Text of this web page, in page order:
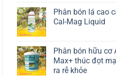
Phân bón lá cao
Cal-Mag Liquid
Phân bón hữu cơ
Max+ thúc đọt
ra rễ khỏe